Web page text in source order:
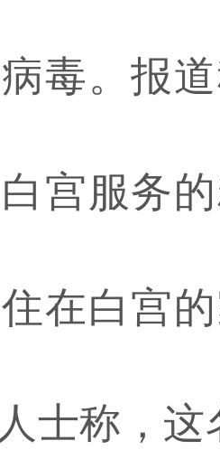
毒。报
宫服务
在白宫
士称，